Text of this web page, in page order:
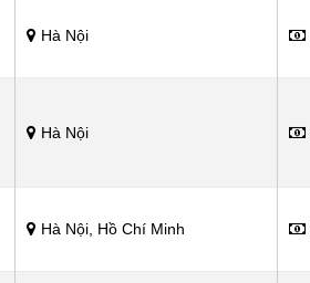
Hà Nội
Hà Nội
Hà Nội, Hồ Chí Minh